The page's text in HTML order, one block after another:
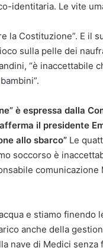
identitaria. Le vite
la Costituzione”. E il
sulla pelle dei
“è inaccettabile
è espressa dalla
il presidente
allo sbarco” Le
soccorso è
e stiamo
anche della
nave di Medici